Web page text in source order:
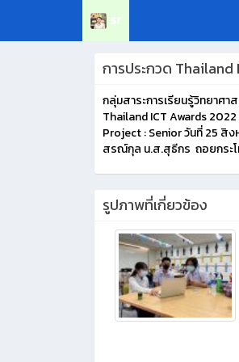
sr
การประกวด Thailand
กลุ่มสาระการเรียนรู้วิทยาศา
Thailand ICT Awards
Project : Senior วันที่ 25 สิ
สรณ์กุล น.ส.สุธีกร ถอยกระโ
รูปภาพที่เกี่ยวข้อง